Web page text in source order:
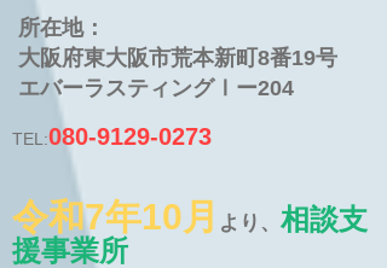
​所在地：
大阪府東大阪市荒本新町8番19号
​エバーラスティングⅠー204
TEL:080-9129-0273
令和7年10月 より、 相談支
援事業所